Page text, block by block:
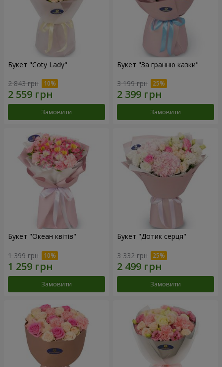
Букет "Coty Lady"
2 843 грн
Замовити
Букет "За гранню казки"
3 199 грн
Замовити
Букет "Океан квітів"
1 399 грн
Замовити
Букет "Дотик серця"
3 332 грн
Замовити